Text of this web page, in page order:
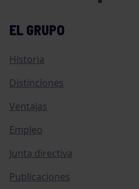
EL GRUPO
Historia
Distinciones
Ventajas
Empleo
Junta directiva
Publicaciones